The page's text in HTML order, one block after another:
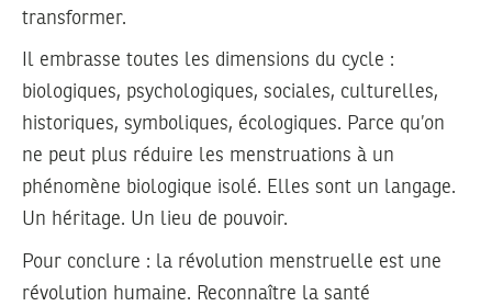
transformer.
Il embrasse toutes les dimensions du cycle :
biologiques, psychologiques, sociales, culturelles,
historiques, symboliques, écologiques. Parce qu’on
ne peut plus réduire les menstruations à un
phénomène biologique isolé. Elles sont un langage.
Un héritage. Un lieu de pouvoir.
Pour conclure : la révolution menstruelle est une
révolution humaine. Reconnaître la santé